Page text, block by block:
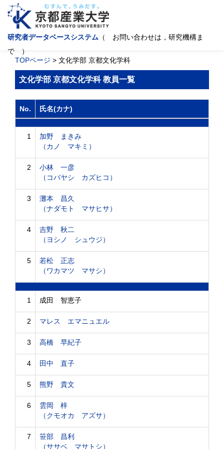
研究者データベースシステム （ お問い合わせは，研究機構ま
で ）
TOPページ > 文化学部 京都文化学科
文化学部 京都文化学科 教員一覧
No. 氏名(カナ)
1
加野 まきみ
（カノ マキミ）
2
小林 一彦
（コバヤシ カズヒコ）
3
灘本 昌久
（ナダモト マサヒサ）
4
吉野 秋二
（ヨシノ シュウジ）
5
若松 正志
（ワカマツ マサシ）
1 成田 智恵子
2 マレス エマニュエル
3 高橋 早紀子
4 田中 直子
5 熊野 貴文
6
雲岡 梓
（クモオカ アズサ）
7
笹部 昌利
（ササベ マサトシ）